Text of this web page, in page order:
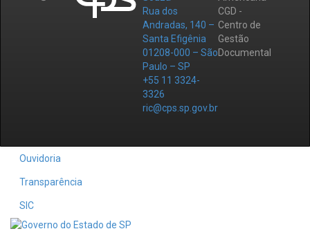
Rua dos
Andradas, 140 –
Santa Efigênia
01208-000 – São
Paulo – SP
+55 11 3324-
3326
ric@cps.sp.gov.br
CGD -
Centro de
Gestão
Documental
Ouvidoria
Transparência
SIC